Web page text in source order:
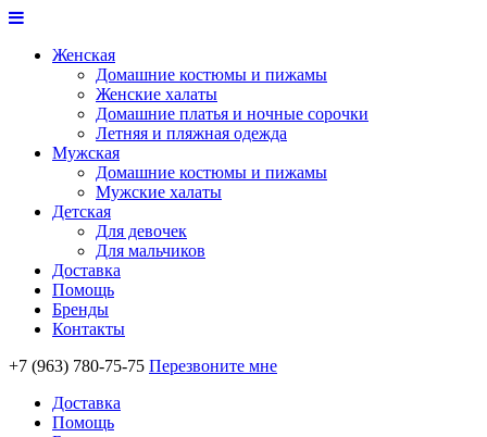
Женская
Домашние костюмы и пижамы
Женские халаты
Домашние платья и ночные сорочки
Летняя и пляжная одежда
Мужская
Домашние костюмы и пижамы
Мужские халаты
Детская
Для девочек
Для мальчиков
Доставка
Помощь
Бренды
Контакты
+7 (963) 780-75-75 Перезвоните мне
Доставка
Помощь